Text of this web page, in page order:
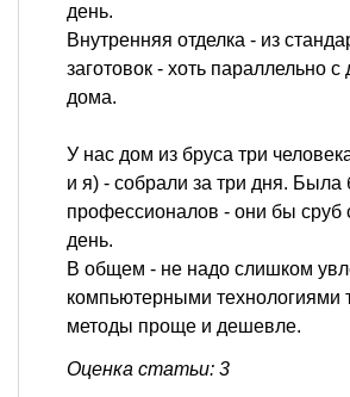
день.
Внутренняя отделка - из
заготовок - хоть параллельно с
дома.
У нас дом из бруса три
и я) - собрали за три дня. Была
профессионалов - они бы сруб
день.
В общем - не надо слишком
компьютерными технологиями
методы проще и дешевле.
Оценка статьи: 3